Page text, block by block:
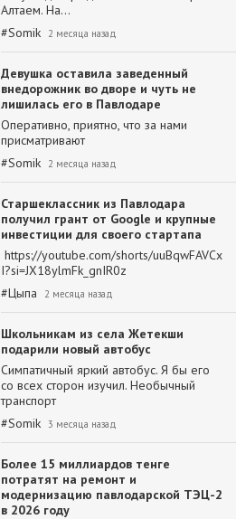
Алтаем. На…
#Somik 2 месяца назад
Девушка оставила заведенный
внедорожник во дворе и чуть не
лишилась его в Павлодаре
Оперативно, приятно, что за нами
присматривают
#Somik 2 месяца назад
Старшеклассник из Павлодара
получил грант от Google и крупные
инвестиции для своего стартапа
https://youtube.com/shorts/uuBqwFAVCx
I?si=JX18ylmFk_gnIR0z
#Цыпа 2 месяца назад
Школьникам из села Жетекши
подарили новый автобус
Симпатичный яркий автобус. Я бы его
со всех сторон изучил. Необычный
транспорт
#Somik 3 месяца назад
Более 15 миллиардов тенге
потратят на ремонт и
модернизацию павлодарской ТЭЦ-2
в 2026 году